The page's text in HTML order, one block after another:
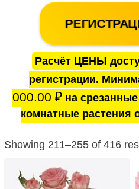
Расчёт ЦЕНЫ
регистрации.
000.00₽ на
комнатные растения
Showing 211–255 of 416